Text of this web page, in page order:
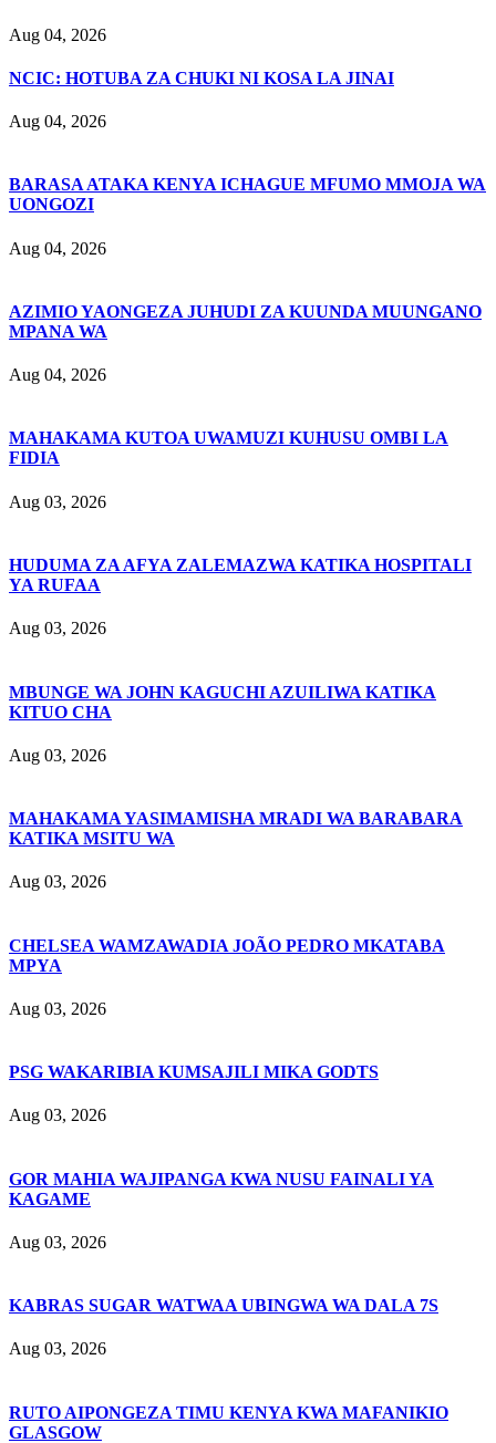
Aug 04, 2026
NCIC: HOTUBA ZA CHUKI NI KOSA LA JINAI
Aug 04, 2026
BARASA ATAKA KENYA ICHAGUE MFUMO MMOJA WA
UONGOZI
Aug 04, 2026
AZIMIO YAONGEZA JUHUDI ZA KUUNDA MUUNGANO
MPANA WA
Aug 04, 2026
MAHAKAMA KUTOA UWAMUZI KUHUSU OMBI LA
FIDIA
Aug 03, 2026
HUDUMA ZA AFYA ZALEMAZWA KATIKA HOSPITALI
YA RUFAA
Aug 03, 2026
MBUNGE WA JOHN KAGUCHI AZUILIWA KATIKA
KITUO CHA
Aug 03, 2026
MAHAKAMA YASIMAMISHA MRADI WA BARABARA
KATIKA MSITU WA
Aug 03, 2026
CHELSEA WAMZAWADIA JOÃO PEDRO MKATABA
MPYA
Aug 03, 2026
PSG WAKARIBIA KUMSAJILI MIKA GODTS
Aug 03, 2026
GOR MAHIA WAJIPANGA KWA NUSU FAINALI YA
KAGAME
Aug 03, 2026
KABRAS SUGAR WATWAA UBINGWA WA DALA 7S
Aug 03, 2026
RUTO AIPONGEZA TIMU KENYA KWA MAFANIKIO
GLASGOW